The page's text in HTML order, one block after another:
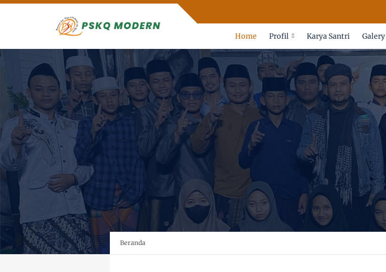
Home Profil Karya Santri Galery
Beranda